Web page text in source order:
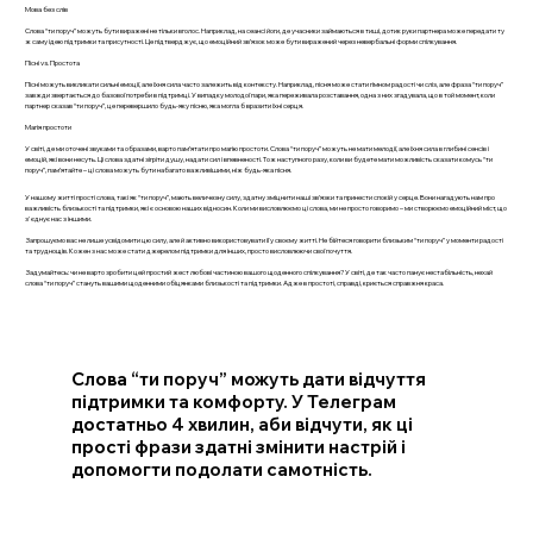
Мова без слів
Слова “ти поруч” можуть бути виражені не тільки вголос. Наприклад, на сеансі йоги, де учасники займаються в тиші, дотик руки партнера може передати ту
ж саму ідею підтримки та присутності. Це підтверджує, що емоційний зв’язок може бути виражений через невербальні форми спілкування.
Пісні vs. Простота
Пісні можуть викликати сильні емоції, але їхня сила часто залежить від контексту. Наприклад, пісня може стати гімном радості чи сліз, але фраза “ти поруч”
завжди звертається до базової потреби в підтримці. У випадку молодої пари, яка переживала розставання, одна з них згадувала, що в той момент, коли
партнер сказав “ти поруч”, це перевершило будь-яку пісню, яка могла б вразити їхні серця.
Магія простоти
У світі, де ми оточені звуками та образами, варто пам’ятати про магію простоти. Слова “ти поруч” можуть не мати мелодії, але їхня сила в глибині сенсів і
емоцій, які вони несуть. Ці слова здатні зігріти душу, надати сил і впевненості. Тож наступного разу, коли ви будете мати можливість сказати комусь “ти
поруч”, пам’ятайте – ці слова можуть бути набагато важливішими, ніж будь-яка пісня.
У нашому житті прості слова, такі як “ти поруч”, мають величезну силу, здатну зміцнити наші зв’язки та принести спокій у серце. Вони нагадують нам про
важливість близькості та підтримки, які є основою наших відносин. Коли ми висловлюємо ці слова, ми не просто говоримо – ми створюємо емоційний міст, що
з'єднує нас з іншими.
Запрошуємо вас не лише усвідомити цю силу, але й активно використовувати її у своєму житті. Не бійтеся говорити близьким “ти поруч” у моменти радості
та труднощів. Кожен з нас може стати джерелом підтримки для інших, просто висловлюючи свої почуття.
Задумайтесь: чи не варто зробити цей простий жест любові частиною вашого щоденного спілкування? У світі, де так часто панує нестабільність, нехай
слова “ти поруч” стануть вашими щоденними обіцянками близькості та підтримки. Адже в простоті, справді, криється справжня краса.
Слова “ти поруч” можуть дати відчуття
підтримки та комфорту. У Телеграм
достатньо 4 хвилин, аби відчути, як ці
прості фрази здатні змінити настрій і
допомогти подолати самотність.